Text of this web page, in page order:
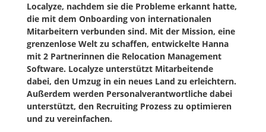
Localyze, nachdem sie die Probleme erkannt hatte,
die mit dem Onboarding von internationalen
Mitarbeitern verbunden sind. Mit der Mission, eine
grenzenlose Welt zu schaffen, entwickelte Hanna
mit 2 Partnerinnen die Relocation Management
Software. Localyze unterstützt Mitarbeitende
dabei, den Umzug in ein neues Land zu erleichtern.
Außerdem werden Personalverantwortliche dabei
unterstützt, den Recruiting Prozess zu optimieren
und zu vereinfachen.